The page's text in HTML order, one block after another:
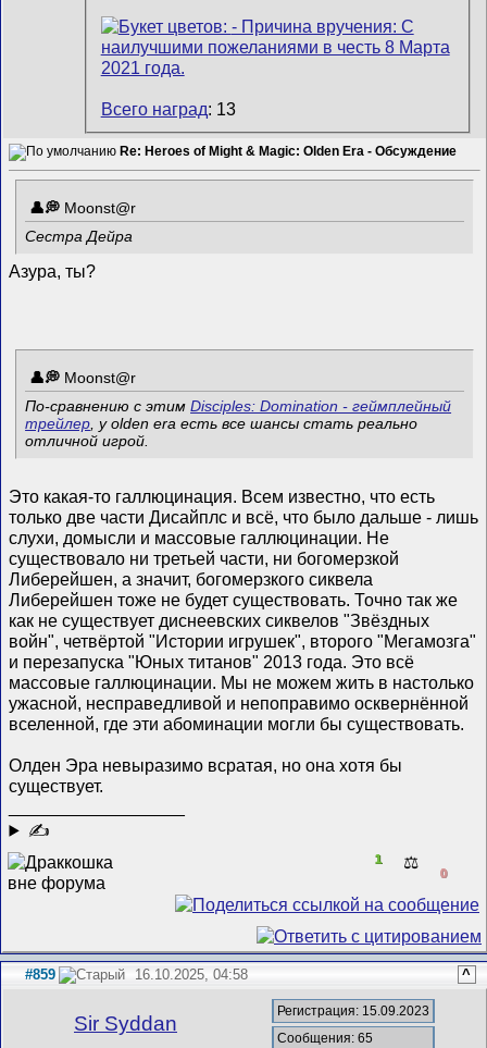
Всего наград: 13
Re: Heroes of Might & Magic: Olden Era - Обсуждение
Mооnst@r
Сестра Дейра
Азура, ты?
Mооnst@r
По-сравнению с этимDisciples: Domination - геймплейный
трейлер , у olden era есть все шансы стать реально
отличной игрой.
Это какая-то галлюцинация. Всем известно, что есть
только две части Дисайплс и всё, что было дальше - лишь
слухи, домысли и массовые галлюцинации. Не
существовало ни третьей части, ни богомерзкой
Либерейшен, а значит, богомерзкого сиквела
Либерейшен тоже не будет существовать. Точно так же
как не существует диснеевских сиквелов "Звёздных
войн", четвёртой "Истории игрушек", второго "Мегамозга"
и перезапуска "Юных титанов" 2013 года. Это всё
массовые галлюцинации. Мы не можем жить в настолько
ужасной, несправедливой и непоправимо осквернённой
вселенной, где эти абоминации могли бы существовать.
Олден Эра невыразимо всратая, но она хотя бы
существует.
✍
1 ⚖️
0
#859 16.10.2025, 04:58 ^
Sir Syddan
Регистрация: 15.09.2023
Сообщения: 65